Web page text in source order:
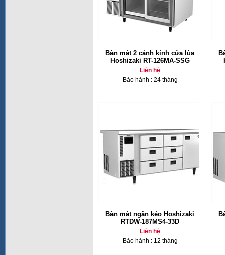
Bàn mát 2 cánh kính cửa lùa
Hoshizaki RT-126MA-SSG
Liên hệ
Bảo hành : 24 tháng
Bàn mát ngăn kéo Hoshizaki
RTDW-187MS4-33D
Liên hệ
Bảo hành : 12 tháng